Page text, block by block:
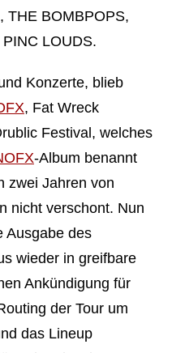
THE BOMBPOPS,
PINC LOUDS.
Konzerte, blieb
, Fat Wreck
Festival, welches
-Album benannt
zwei Jahren von
nicht verschont. Nun
Ausgabe des
wieder in greifbare
Ankündigung für
der Tour um
das Lineup